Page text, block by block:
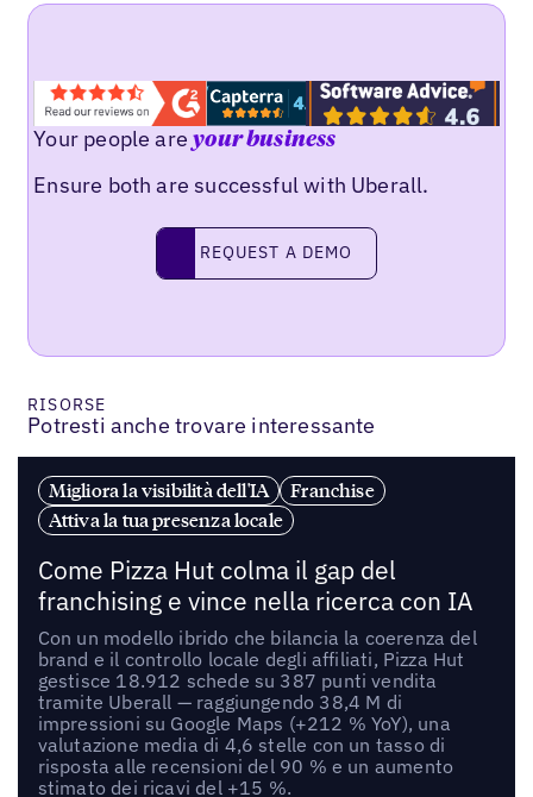
Your people areyour business
Ensure both are successful with Uberall.
request a demo
REQUEST A DEMO
RISORSE
Potresti anche trovare interessante
Migliora la visibilità dell'IA
Franchise
Attiva la tua presenza locale
Come Pizza Hut colma il gap del
franchising e vince nella ricerca con IA
Con un modello ibrido che bilancia la coerenza del
brand e il controllo locale degli affiliati, Pizza Hut
gestisce 18.912 schede su 387 punti vendita
tramite Uberall — raggiungendo 38,4 M di
impressioni su Google Maps (+212 % YoY), una
valutazione media di 4,6 stelle con un tasso di
risposta alle recensioni del 90 % e un aumento
stimato dei ricavi del +15 %.